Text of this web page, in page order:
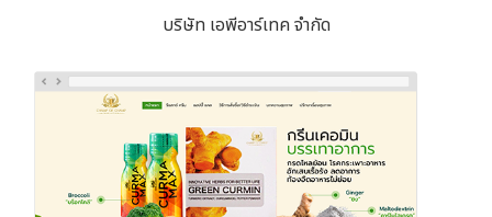
บริษัท เอพีอาร์เทค จำกัด